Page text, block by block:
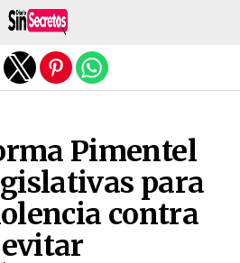
Pimentel
para
contra
la versión móvil